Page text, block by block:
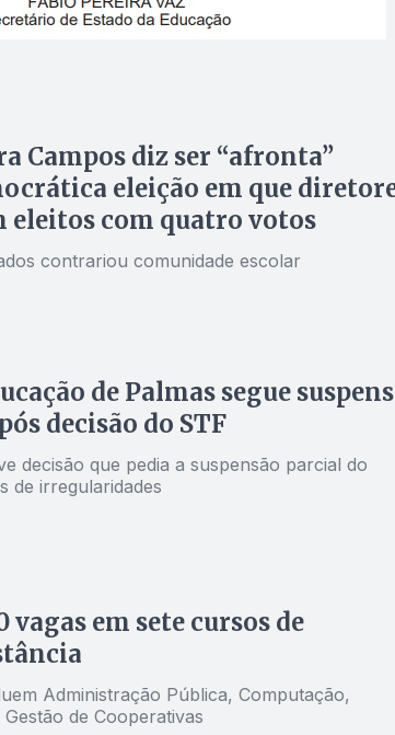
Campos diz ser “afronta”
eleição em que
eleitos com quatro votos
contrariou comunidade escolar
de Palmas segue
decisão do STF
decisão que pedia a suspensão parcial do
de irregularidades
vagas em sete cursos de
Administração Pública, Computação,
de Cooperativas